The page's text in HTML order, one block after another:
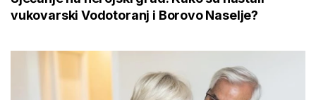
vukovarski Vodotoranj i Borovo Naselje?